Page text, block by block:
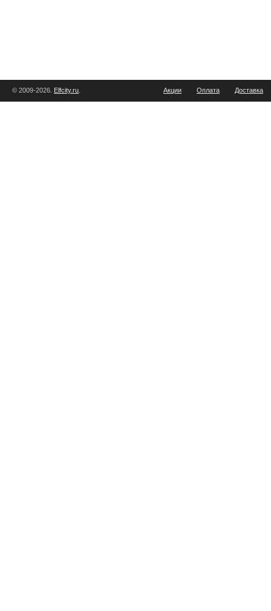
© 2009-2026. Elfcity.ru Акции Оплата Доставка